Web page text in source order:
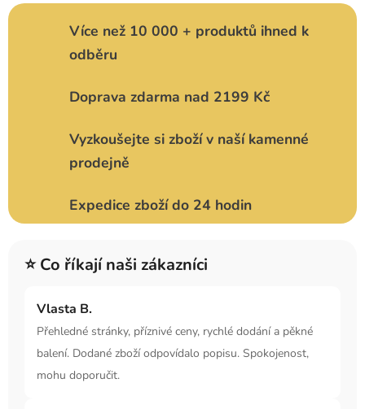
Více než 10 000 + produktů ihned k
odběru
Doprava zdarma nad 2199 Kč
Vyzkoušejte si zboží v naší kamenné
prodejně
Expedice zboží do 24 hodin
⭐ Co říkají naši zákazníci
Vlasta B.
Přehledné stránky, příznivé ceny, rychlé dodání a pěkné
balení. Dodané zboží odpovídalo popisu. Spokojenost,
mohu doporučit.